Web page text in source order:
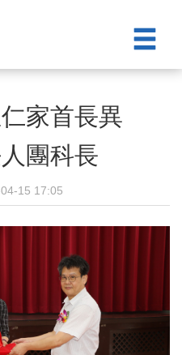
家首長異
團科長
15 17:05